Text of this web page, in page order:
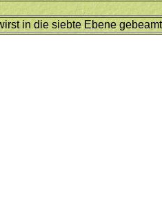
in die siebte Ebene gebeamt